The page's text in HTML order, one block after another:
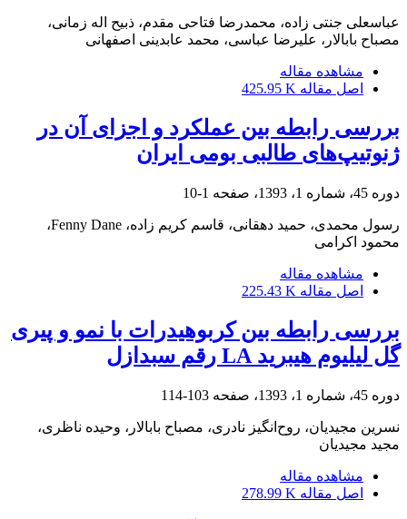
عباسعلی جنتی زاده، محمدرضا فتاحی مقدم، ذبیح اله زمانی،
مصباح بابالار، علیرضا عباسی، محمد عابدینی اصفهانی
مشاهده مقاله
اصل مقاله 425.95 K
بررسی رابطه بین عملکرد و اجزای آن در
ژنوتیپ‌های طالبی بومی ایران
دوره 45، شماره 1، 1393، صفحه 1-10
رسول محمدی، حمید دهقانی، قاسم کریم زاده، Fenny Dane،
محمود اکرامی
مشاهده مقاله
اصل مقاله 225.43 K
بررسی رابطه بین کربوهیدرات با نمو و پیری
گل لیلیوم هیبرید LA رقم سبدازل
دوره 45، شماره 1، 1393، صفحه 103-114
نسرین مجیدیان، روح‌انگیز نادری، مصباح بابالار، وحیده ناظری،
مجید مجیدیان
مشاهده مقاله
اصل مقاله 278.99 K